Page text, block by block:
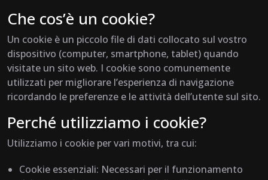
Che cos’è un cookie?
Un cookie è un piccolo file di dati collocato sul vostro
dispositivo (computer, smartphone, tablet) quando
visitate un sito web. I cookie sono comunemente
utilizzati per migliorare l’esperienza di navigazione
ricordando le preferenze e le attività dell’utente sul sito.
Perché utilizziamo i cookie?
Utilizziamo i cookie per vari motivi, tra cui:
Cookie essenziali: Necessari per il funzionamento